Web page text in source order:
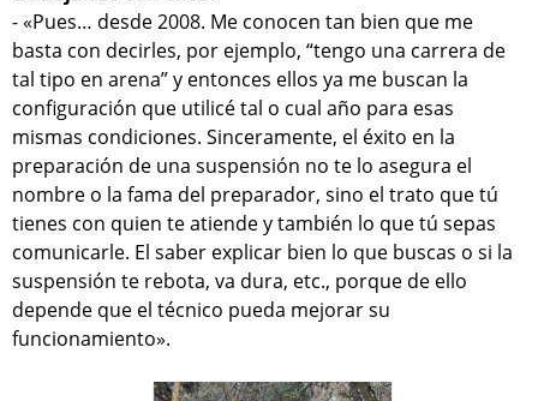
- «Pues… desde 2008. Me conocen tan bien que me
basta con decirles, por ejemplo, “tengo una carrera de
tal tipo en arena” y entonces ellos ya me buscan la
configuración que utilicé tal o cual año para esas
mismas condiciones. Sinceramente, el éxito en la
preparación de una suspensión no te lo asegura el
nombre o la fama del preparador, sino el trato que tú
tienes con quien te atiende y también lo que tú sepas
comunicarle. El saber explicar bien lo que buscas o si la
suspensión te rebota, va dura, etc., porque de ello
depende que el técnico pueda mejorar su
funcionamiento».